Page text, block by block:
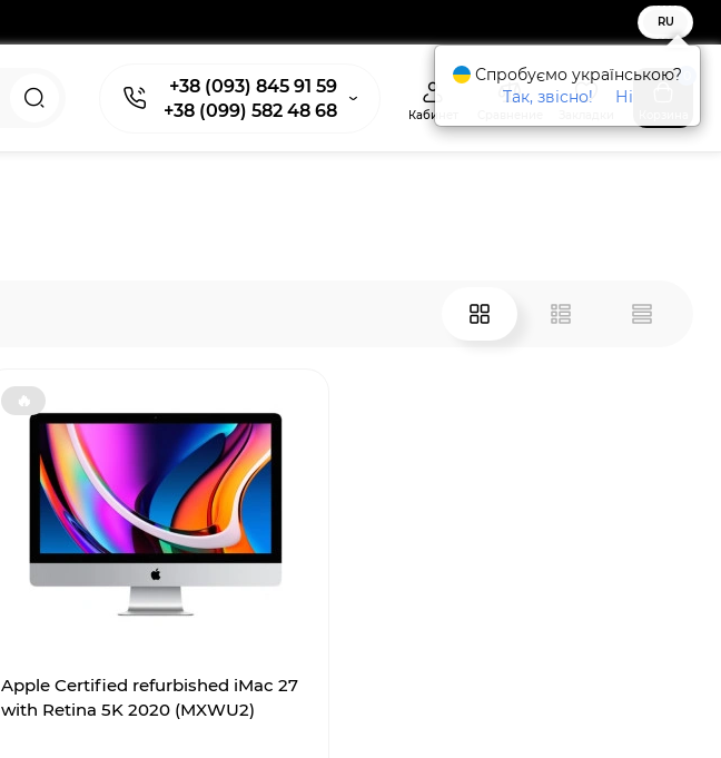
RU
+38 (093) 845 91 59
+38 (099) 582 48 68
Кабинет
🔥
Apple Certified refurbished iMac 27
with Retina 5K 2020 (MXWU2)
Спробуємо українською?
Так, звісно!
Ні